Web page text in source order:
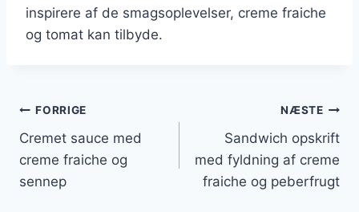
inspirere af de smagsoplevelser, creme fraiche
og tomat kan tilbyde.
Indlægsnavigation
FORRIGE
Cremet sauce med
creme fraiche og
sennep
NÆSTE
Sandwich opskrift
med fyldning af creme
fraiche og peberfrugt